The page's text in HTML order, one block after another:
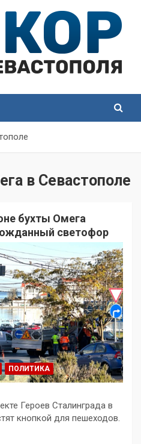
в Севастополе
бухты Омега
светофор
ПОЛИТИКА
Героев Сталинграда в
кнопкой для пешеходов.